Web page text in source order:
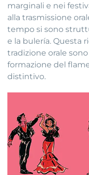
marginali e nei
alla trasmissione
tempo si sono
e la bulería. Questa
tradizione orale
formazione del
distintivo.